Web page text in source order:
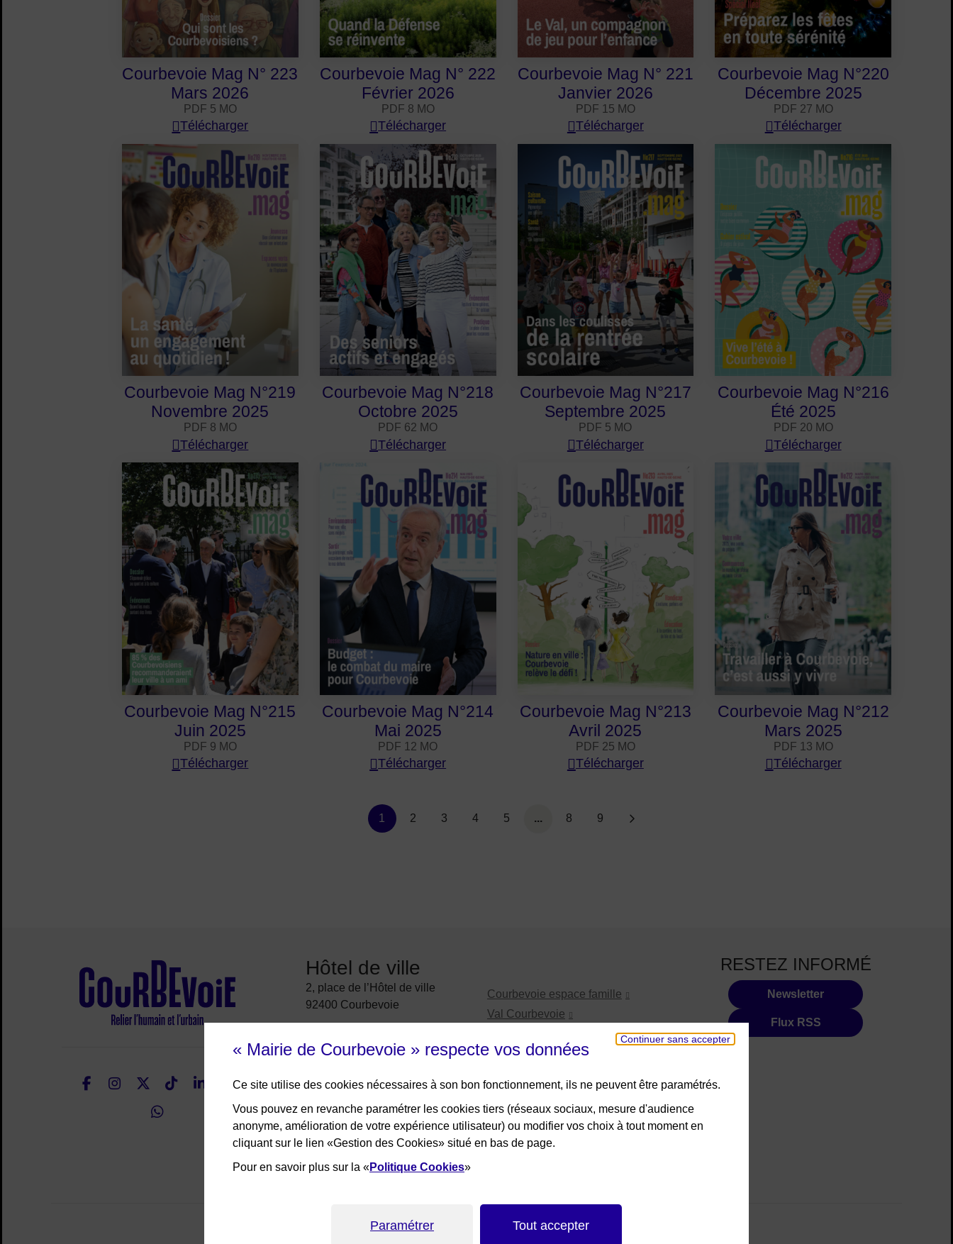
Continuer sans accepter
« Mairie de Courbevoie » respecte vos données
Ce site utilise des cookies nécessaires à son bon fonctionnement, ils ne peuvent être paramétrés.
Vous pouvez en revanche paramétrer les cookies tiers (réseaux sociaux, mesure d'audience
anonyme, amélioration de votre expérience utilisateur) ou modifier vos choix à tout moment en
cliquant sur le lien «Gestion des Cookies» situé en bas de page.
Pour en savoir plus sur la «Politique Cookies»
Paramétrer Tout accepter
Courbevoie Mag N° 223
Mars 2026
PDF 5 MO
Télécharger
Courbevoie Mag N° 222
Février 2026
PDF 8 MO
Télécharger
Courbevoie Mag N° 221
Janvier 2026
PDF 15 MO
Télécharger
Courbevoie Mag N°220
Décembre 2025
PDF 27 MO
Télécharger
Courbevoie Mag N°219
Novembre 2025
PDF 8 MO
Télécharger
Courbevoie Mag N°218
Octobre 2025
PDF 62 MO
Télécharger
Courbevoie Mag N°217
Septembre 2025
PDF 5 MO
Télécharger
Courbevoie Mag N°216
Été 2025
PDF 20 MO
Télécharger
Courbevoie Mag N°215
Juin 2025
PDF 9 MO
Télécharger
Courbevoie Mag N°214
Mai 2025
PDF 12 MO
Télécharger
Courbevoie Mag N°213
Avril 2025
PDF 25 MO
Télécharger
Courbevoie Mag N°212
Mars 2025
PDF 13 MO
Télécharger
1 2 3 4 5 ... 8 9
suivant
Site de la ville de Courbevoie
Nous suivre
FacebookInstagramTwitter
WhatsApp
Hôtel de ville
2, place de l’Hôtel de ville
92400 Courbevoie
Écrire à la mairie
Courbevoie espace famille
Val Courbevoie
Solutions entreprises
Plan interactif de Courbevoie
Je participe Courbevoie
Associations
RESTEZ INFORMÉ
Newsletter
Flux RSS
Accessibilité : non conforme Plan de siteGestion des cookies